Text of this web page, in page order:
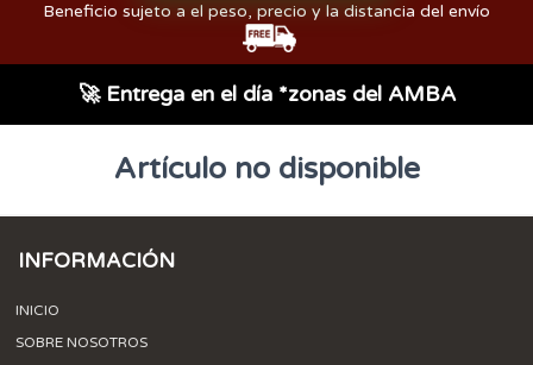
Beneficio sujeto a el peso, precio y la distancia del envío
🚀 Entrega en el día *zonas del AMBA
Artículo no disponible
INFORMACIÓN
INICIO
SOBRE NOSOTROS